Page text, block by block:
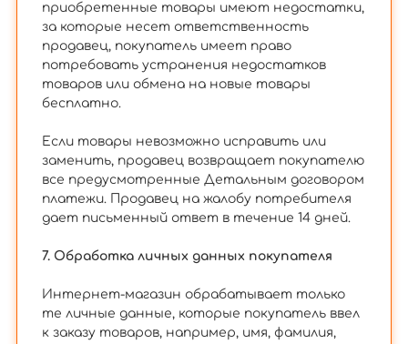
приобретенные товары имеют недостатки,
за которые несет ответственность
продавец, покупатель имеет право
потребовать устранения недостатков
товаров или обмена на новые товары
бесплатно.
Если товары невозможно исправить или
заменить, продавец возвращает покупателю
все предусмотренные Детальным договором
платежи. Продавец на жалобу потребителя
дает письменный ответ в течение 14 дней.
7. Обработка личных данных покупателя
Интернет-магазин обрабатывает только
те личные данные, которые покупатель ввел
к заказу товаров, например, имя, фамилия,